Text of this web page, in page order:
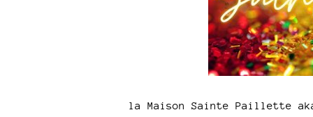
la Maison Sainte Paillette